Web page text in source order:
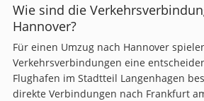
Wie sind die
Hannover?
Für einen Umzug nach Hannover
Verkehrsverbindungen eine
Flughafen im Stadtteil Langenhagen
direkte Verbindungen nach Frankfurt